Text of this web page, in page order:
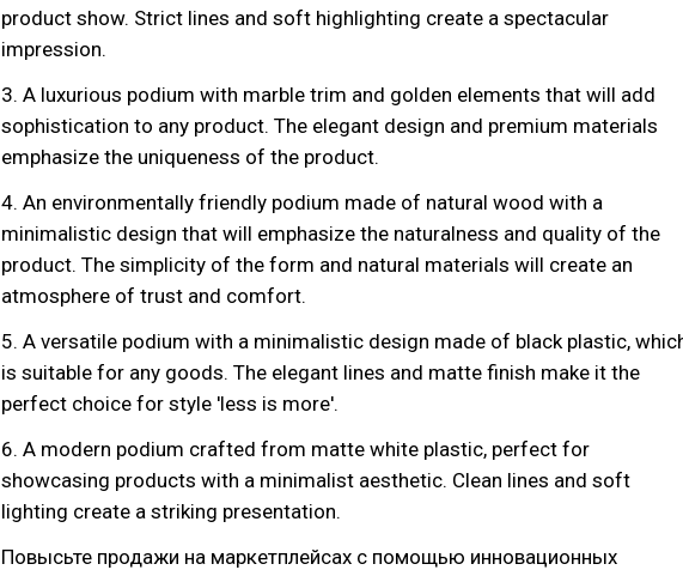
product show. Strict lines and soft highlighting create a spectacular
impression.
3. A luxurious podium with marble trim and golden elements that will add
sophistication to any product. The elegant design and premium materials
emphasize the uniqueness of the product.
4. An environmentally friendly podium made of natural wood with a
minimalistic design that will emphasize the naturalness and quality of the
product. The simplicity of the form and natural materials will create an
atmosphere of trust and comfort.
5. A versatile podium with a minimalistic design made of black plastic,
is suitable for any goods. The elegant lines and matte finish make it the
perfect choice for style 'less is more'.
6. A modern podium crafted from matte white plastic, perfect for
showcasing products with a minimalist aesthetic. Clean lines and soft
lighting create a striking presentation.
Повысьте продажи на маркетплейсах с помощью инновационных